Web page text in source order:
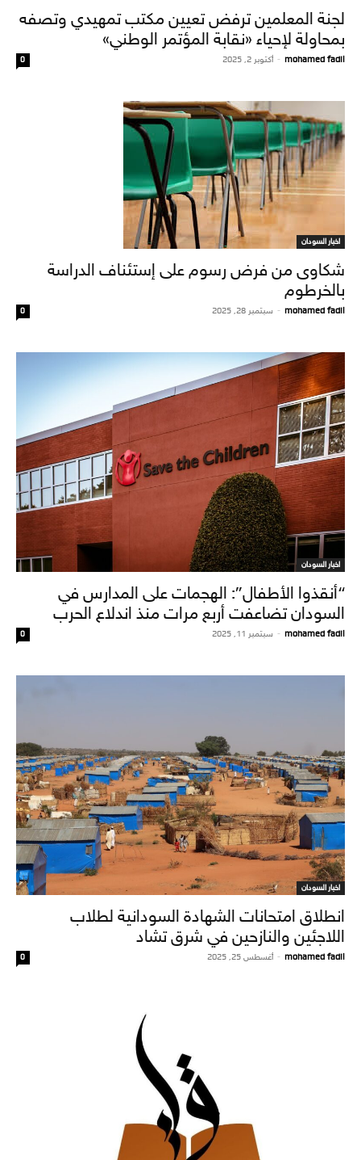
لجنة المعلمين ترفض تعيين مكتب تمهيدي وتصفه
بمحاولة لإحياء «نقابة المؤتمر الوطني»
mohamed fadil
- أكتوبر 2, 2025 0
اخبار السودان
شكاوى من فرض رسوم على إستئناف الدراسة
بالخرطوم
mohamed fadil
- سبتمبر 28, 2025 0
اخبار السودان
“أنقذوا الأطفال”: الهجمات على المدارس في
السودان تضاعفت أربع مرات منذ اندلاع الحرب
mohamed fadil
- سبتمبر 11, 2025 0
اخبار السودان
انطلاق امتحانات الشهادة السودانية لطلاب
اللاجئين والنازحين في شرق تشاد
mohamed fadil
- أغسطس 25, 2025 0